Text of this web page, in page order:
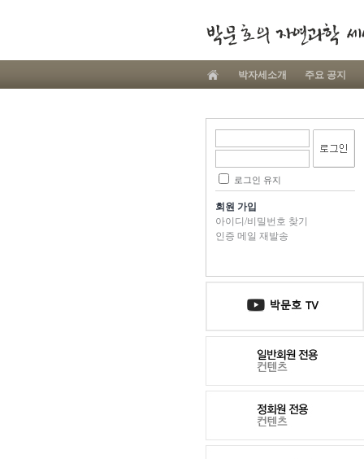
박자세소개 주요 공지
로그인 유지
회원 가입
아이디/비밀번호 찾기
인증 메일 재발송